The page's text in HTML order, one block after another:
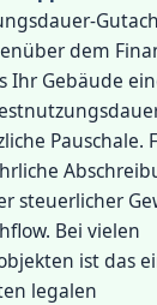
dem
Ihr Gebäude
Pauschale.
steuerlicher
Bei vielen
ist das
legalen